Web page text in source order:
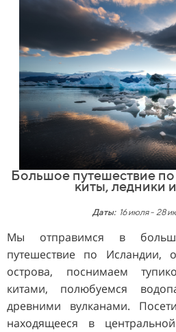
Большое путешествие
киты, ледники
Даты: 16 июля - 28
Мы отправимся в
путешествие по Исландии,
острова, поснимаем
китами, полюбуемся
древними вулканами.
находящееся в